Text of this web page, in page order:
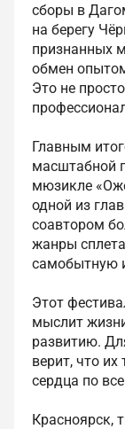
сборы в
на берегу
признанных
обмен
Это не
Главным
масштабной
мюзикле
одной из
соавтором
жанры
самобытную
Этот
мыслит
развитию.
верит, что
сердца по
Красноярск,